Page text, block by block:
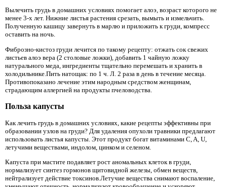
Вылечить грудь в домашних условиях помогает алоэ, возраст которого не
менее 3-х лет. Нижние листья растения срезать, вымыть и измельчить.
Полученную кашицу завернуть в марлю и приложить к груди, компресс
оставить на ночь.
Фиброзно-кистоз груди лечится по такому рецепту: отжать сок свежих
листьев алоэ вера (2 столовые ложки), добавить 1 чайную ложку
натурального меда, ингредиенты тщательно перемешать и хранить в
холодильнике.Пить натощак: по 1 ч. Л. 2 раза в день в течение месяца.
Противопоказано лечение этим народным средством женщинам,
страдающим аллергией на продукты пчеловодства.
Польза капусты
Как лечить грудь в домашних условиях, какие рецепты эффективны при
образовании узлов на груди? Для удаления опухоли травники предлагают
использовать листья капусты. Этот продукт богат витаминами C, A, U,
летучими веществами, индолом, цинком и селеном.
Капуста при мастите подавляет рост аномальных клеток в груди,
нормализует синтез гормонов щитовидной железы, обмен веществ,
нейтрализует действие токсинов.Летучие вещества снимают воспаление,